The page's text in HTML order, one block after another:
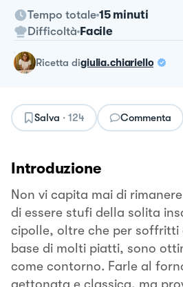
Tempo totale 15 minuti
Difficoltà Facile
ricetta digiulia.chiariello
Salva · 124 Commenta
Introduzione
Non vi capita mai di
di essere stufi della solita
cipolle, oltre che per soffritti
base di molti piatti, sono
come contorno. Farle al